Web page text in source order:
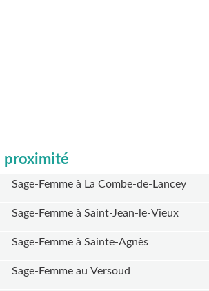
proximité
Sage-Femme à La Combe-de-Lancey
Sage-Femme à Saint-Jean-le-Vieux
Sage-Femme à Sainte-Agnès
Sage-Femme au Versoud